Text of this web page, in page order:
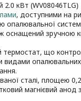
2.0 кВт (WV08046TLG)
, доступними на
оснащений зручною
термостат, що
видами
сталі, площею
магнієвий анод